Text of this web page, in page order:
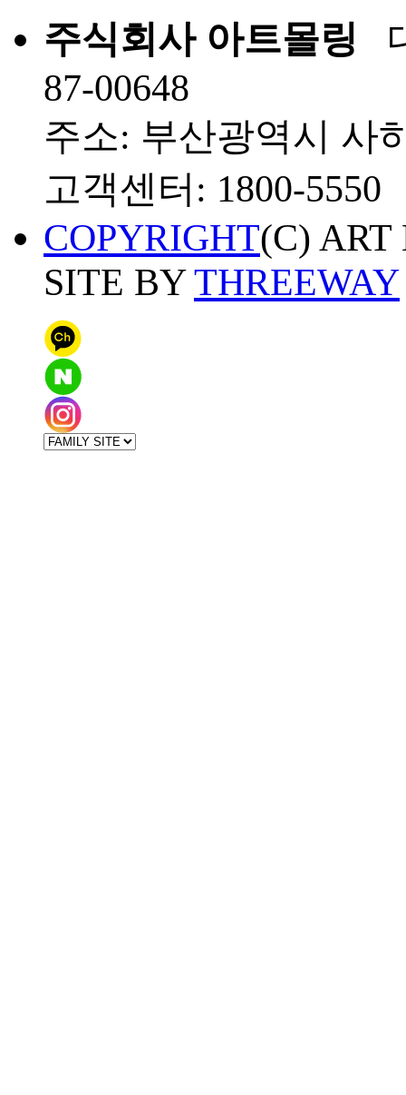
주식회사 아트몰링
87-00648
주소: 부산광역시 사
고객센터: 1800-5550
COPYRIGHT(C)
SITE BYTHREEWAY